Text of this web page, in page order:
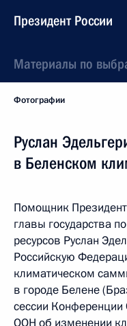
Президент России
Материалы по
Фотографии
Руслан
в Беленском
Помощник
главы государства
ресурсов Руслан
Российскую
климатическом
в городе Белене
сессии